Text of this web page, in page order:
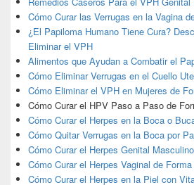
Cómo Curar las Verrugas en la Vagina
¿El Papiloma Humano Tiene Cura?
Eliminar el VPH
Alimentos que Ayudan a Combatir el
Cómo Eliminar Verrugas en el Cuello
Cómo Eliminar el VPH en Mujeres de
Cómo Curar el HPV Paso a Paso de
Cómo Curar el Herpes en la Boca o
Cómo Quitar Verrugas en la Boca por
Cómo Curar el Herpes Genital
Cómo Curar el Herpes Vaginal de
Cómo Curar el Herpes en la Piel con